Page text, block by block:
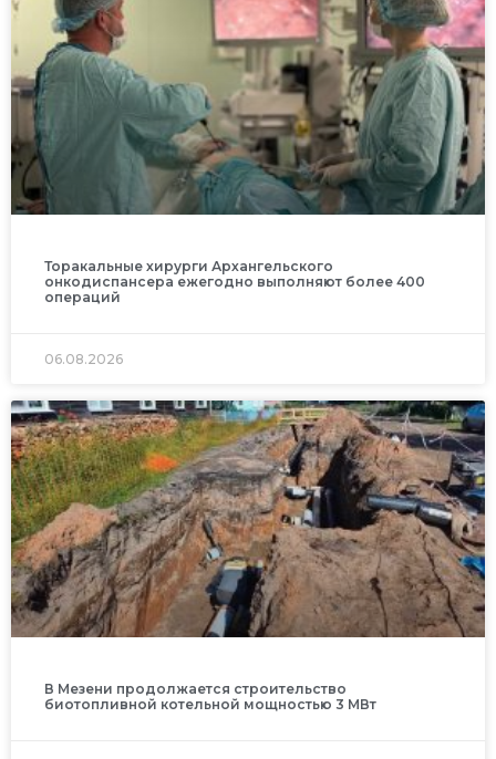
Торакальные хирурги Архангельского
онкодиспансера ежегодно выполняют более 400
операций
06.08.2026
В Мезени продолжается строительство
биотопливной котельной мощностью 3 МВт